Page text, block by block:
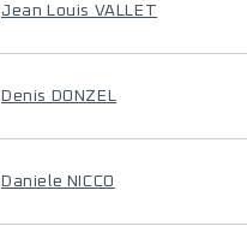
Jean Louis VALLET
Denis DONZEL
Daniele NICCO